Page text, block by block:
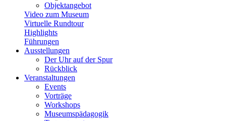
Objektangebot
Video zum Museum
Virtuelle Rundtour
Highlights
Führungen
Ausstellungen
Der Uhr auf der Spur
Rückblick
Veranstaltungen
Events
Vorträge
Workshops
Museumspädagogik